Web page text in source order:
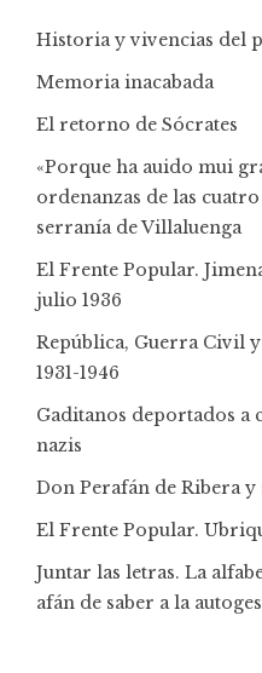
Historia y vivencias del
Memoria inacabada
El retorno de Sócrates
«Porque ha auido mui
ordenanzas de las
serranía de Villaluenga
El Frente Popular.
julio 1936
República, Guerra Civil
1931-1946
Gaditanos deportados a
nazis
Don Perafán de Ribera
El Frente Popular.
Juntar las letras. La
afán de saber a la